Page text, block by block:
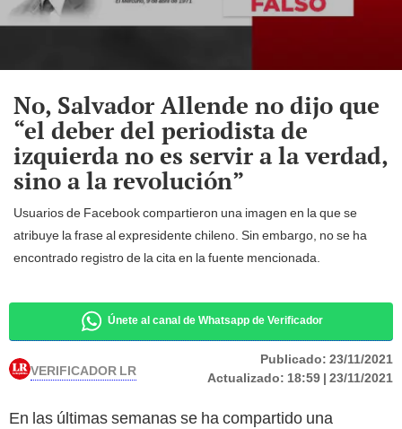
No, Salvador Allende no dijo que
“el deber del periodista de
izquierda no es servir a la verdad,
sino a la revolución”
Usuarios de Facebook compartieron una imagen en la que se
atribuye la frase al expresidente chileno. Sin embargo, no se ha
encontrado registro de la cita en la fuente mencionada.
Únete al canal de Whatsapp de Verificador
VERIFICADOR LR Publicado: 23/11/2021
Actualizado: 18:59 | 23/11/2021
En las últimas semanas se ha compartido una